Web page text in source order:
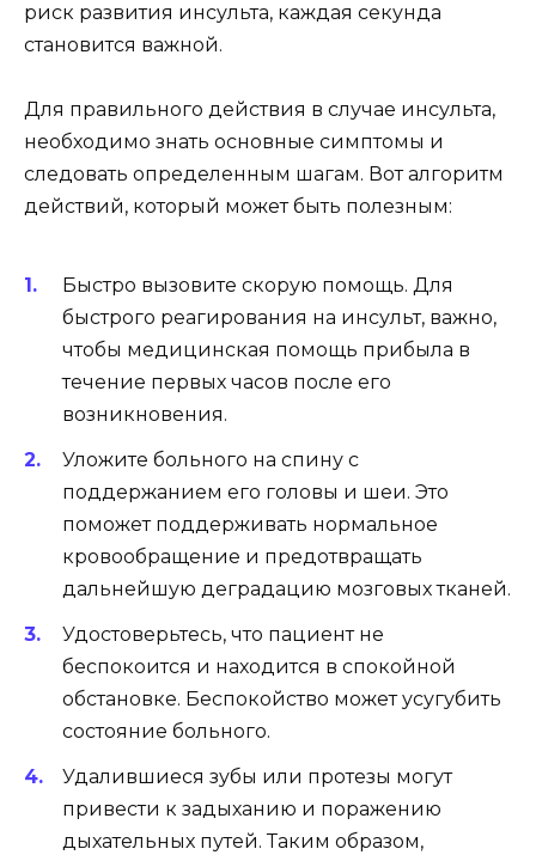
риск развития инсульта, каждая секунда
становится важной.
Для правильного действия в случае инсульта,
необходимо знать основные симптомы и
следовать определенным шагам. Вот алгоритм
действий, который может быть полезным:
Быстро вызовите скорую помощь. Для
быстрого реагирования на инсульт, важно,
чтобы медицинская помощь прибыла в
течение первых часов после его
возникновения.
Уложите больного на спину с
поддержанием его головы и шеи. Это
поможет поддерживать нормальное
кровообращение и предотвращать
дальнейшую деградацию мозговых тканей.
Удостоверьтесь, что пациент не
беспокоится и находится в спокойной
обстановке. Беспокойство может усугубить
состояние больного.
Удалившиеся зубы или протезы могут
привести к задыханию и поражению
дыхательных путей. Таким образом,